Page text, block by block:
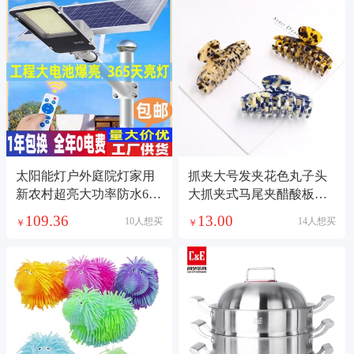
太阳能灯户外庭院灯家用
新农村超亮大功率防水6米
￥ 109.36 10人想买
抓夹大号发夹花色丸子头
大抓夹式马尾夹醋酸板材
￥ 13.00 14人想买